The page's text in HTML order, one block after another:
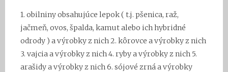
1. obilniny obsahujúce lepok ( t.j. pšenica, raž,
jačmeň, ovos, špalda, kamut alebo ich hybridné
odrody ) a výrobky z nich 2. kôrovce a výrobky z nich
3. vajcia a výrobky z nich 4. ryby a výrobky z nich 5.
arašidy a výrobky z nich 6. sójové zrná a výrobky